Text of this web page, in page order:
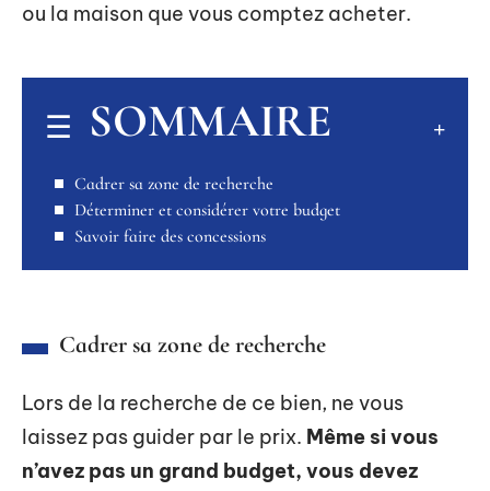
ou la maison que vous comptez acheter.
SOMMAIRE
Cadrer sa zone de recherche
Déterminer et considérer votre budget
Savoir faire des concessions
Cadrer sa zone de recherche
Lors de la recherche de ce bien, ne vous
laissez pas guider par le prix. Même si vous
n’avez pas un grand budget, vous devez